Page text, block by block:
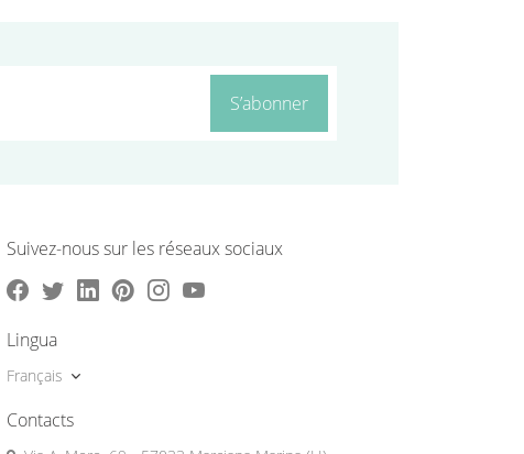
S’abonner
Suivez-nous sur les réseaux sociaux
Lingua
Français
Contacts